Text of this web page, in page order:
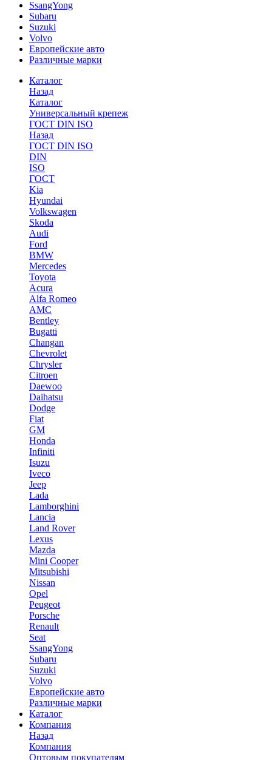
SsangYong
Subaru
Suzuki
Volvo
Европейские авто
Различные марки
Каталог
Назад
Каталог
Универсальный крепеж
ГОСТ DIN ISO
Назад
ГОСТ DIN ISO
DIN
ISO
ГОСТ
Kia
Hyundai
Volkswagen
Skoda
Audi
Ford
BMW
Mercedes
Toyota
Acura
Alfa Romeo
AMC
Bentley
Bugatti
Changan
Chevrolet
Chrysler
Citroen
Daewoo
Daihatsu
Dodge
Fiat
GM
Honda
Infiniti
Isuzu
Iveco
Jeep
Lada
Lamborghini
Lancia
Land Rover
Lexus
Mazda
Mini Cooper
Mitsubishi
Nissan
Opel
Peugeot
Porsche
Renault
Seat
SsangYong
Subaru
Suzuki
Volvo
Европейские авто
Различные марки
Каталог
Компания
Назад
Компания
Оптовым покупателям